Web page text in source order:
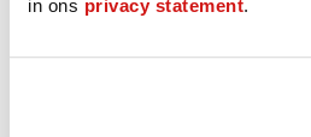
in ons privacy statement.